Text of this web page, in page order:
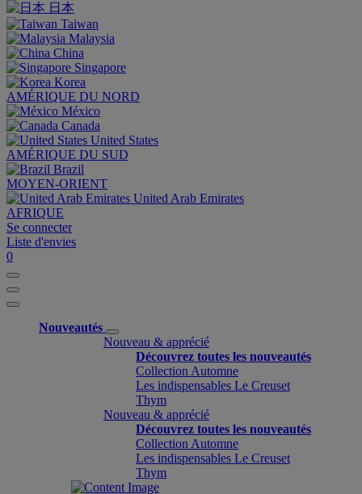
日本
Taiwan
Malaysia
China
Singapore
Korea
AMÉRIQUE DU NORD
México
Canada
United States
AMÉRIQUE DU SUD
Brazil
MOYEN-ORIENT
United Arab Emirates
AFRIQUE
Se connecter
Liste d'envies
0
Nouveautés
Nouveau & apprécié
Découvrez toutes les nouveautés
Collection Automne
Les indispensables Le Creuset
Thym
Nouveau & apprécié
Découvrez toutes les nouveautés
Collection Automne
Les indispensables Le Creuset
Thym